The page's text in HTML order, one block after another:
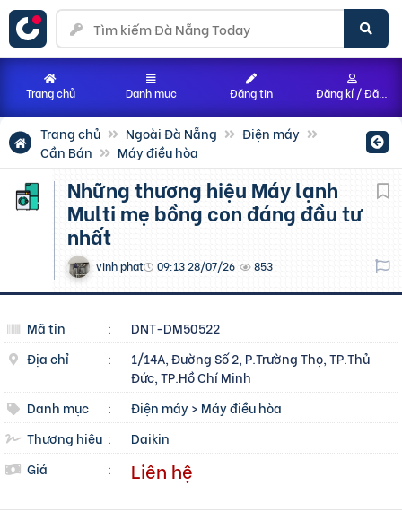
Trang chủ Ngoài Đà Nẵng
Điện máy
Cần Bán
Máy điều hòa
Những thương hiệu Máy lạnh
Multi mẹ bồng con đáng đầu tư
nhất
vinh phat 09:13 28/07/26 853
Mã tin :
DNT-DM50522
Địa chỉ
:
1/14A, Đường Số 2, P.Trường Thọ, TP.Thủ
Đức, TP.Hồ Chí Minh
Danh mục
: Điện máy> Máy điều hòa
Thương hiệu :
Daikin
Giá
: Liên hệ
Trang chủ Danh mục Đăng tin